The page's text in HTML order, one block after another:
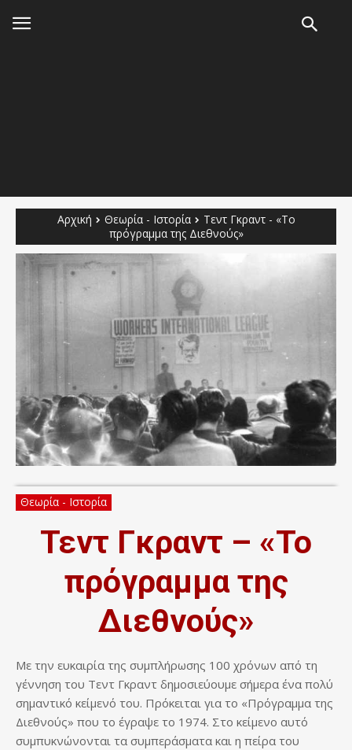
Αρχική Θεωρία - Ιστορία
Τεντ Γκραντ - «Το
πρόγραμμα της Διεθνούς»
Θεωρία - Ιστορία
Τεντ Γκραντ – «Το
πρόγραμμα της
Διεθνούς»
Με την ευκαιρία της συμπλήρωσης 100 χρόνων από τη
γέννηση του Τεντ Γκραντ δημοσιεύουμε σήμερα ένα πολύ
σημαντικό κείμενό του. Πρόκειται για το «Πρόγραμμα της
Διεθνούς» που το έγραψε το 1974. Στο κείμενο αυτό
συμπυκνώνονται τα συμπεράσματα και η πείρα του